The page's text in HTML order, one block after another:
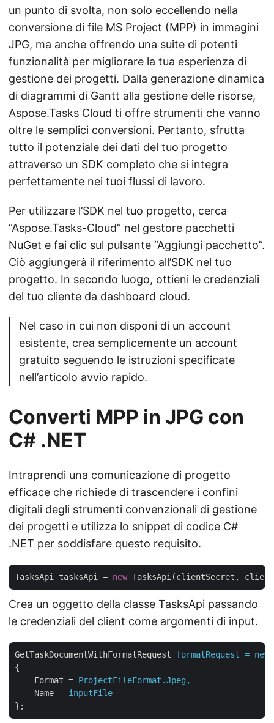
un punto di svolta, non solo eccellendo nella
conversione di file MS Project (MPP) in immagini
JPG, ma anche offrendo una suite di potenti
funzionalità per migliorare la tua esperienza di
gestione dei progetti. Dalla generazione dinamica
di diagrammi di Gantt alla gestione delle risorse,
Aspose.Tasks Cloud ti offre strumenti che vanno
oltre le semplici conversioni. Pertanto, sfrutta
tutto il potenziale dei dati del tuo progetto
attraverso un SDK completo che si integra
perfettamente nei tuoi flussi di lavoro.
Per utilizzare l’SDK nel tuo progetto, cerca
“Aspose.Tasks-Cloud” nel gestore pacchetti
NuGet e fai clic sul pulsante “Aggiungi pacchetto”.
Ciò aggiungerà il riferimento all’SDK nel tuo
progetto. In secondo luogo, ottieni le credenziali
del tuo cliente da dashboard cloud.
Nel caso in cui non disponi di un account
esistente, crea semplicemente un account
gratuito seguendo le istruzioni specificate
nell’articolo avvio rapido.
Converti MPP in JPG con
C# .NET
Intraprendi una comunicazione di progetto
efficace che richiede di trascendere i confini
digitali degli strumenti convenzionali di gestione
dei progetti e utilizza lo snippet di codice C#
.NET per soddisfare questo requisito.
TasksApi tasksApi = new
Crea un oggetto della classe TasksApi passando
le credenziali del client come argomenti di input.
GetTaskDocumentWithFormatRequest
formatRequest = new
{
Format = ProjectFileFormat.Jpeg,
Name = inputFile
};